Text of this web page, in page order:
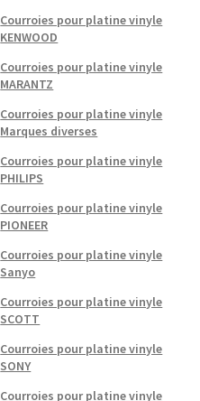
Courroies pour platine vinyle
KENWOOD
Courroies pour platine vinyle
MARANTZ
Courroies pour platine vinyle
Marques diverses
Courroies pour platine vinyle
PHILIPS
Courroies pour platine vinyle
PIONEER
Courroies pour platine vinyle
Sanyo
Courroies pour platine vinyle
SCOTT
Courroies pour platine vinyle
SONY
Courroies pour platine vinyle